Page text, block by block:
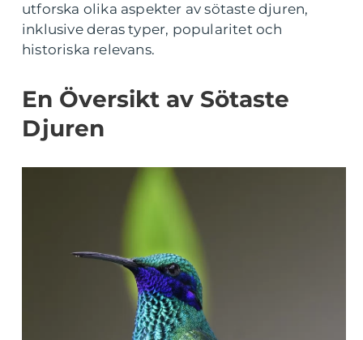
utforska olika aspekter av sötaste djuren,
inklusive deras typer, popularitet och
historiska relevans.
En Översikt av Sötaste
Djuren